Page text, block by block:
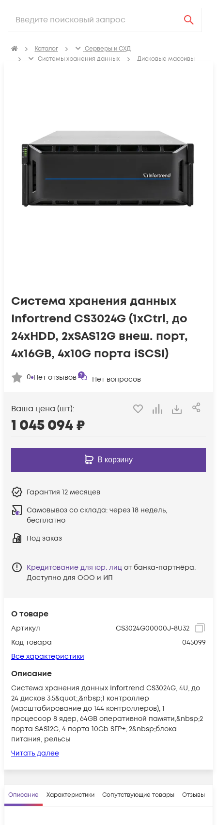
Каталог
Серверы и СХД
Системы хранения данных
Дисковые массивы
О товаре
Артикул
CS3024G00000J-8U32
Код товара
045099
Все характеристики
Описание
Система хранения данных Infortrend CS3024G, 4U, до
24 дисков 3.5&quot;,&nbsp;1 контроллер
(масштабирование до 144 контроллеров), 1
процессор 8 ядер, 64GB оперативной памяти,&nbsp;2
порта SAS12G, 4 порта 10Gb SFP+, 2&nbsp;блока
питания, рельсы
Читать далее
Система хранения данных
Infortrend CS3024G (1xCtrl, до
24xHDD, 2xSAS12G внеш. порт,
4x16GB, 4x10G порта iSCSI)
0 Нет отзывов Нет вопросов
Ваша цена (шт):
1 045 094₽
В корзину
Гарантия 12 месяцев
Самовывоз со склада: через 18 недель,
бесплатно
Под заказ
Кредитование для юр. лиц от банка-партнёра.
Доступно для ООО и ИП
Описание Характеристики Сопутствующие товары Отзывы